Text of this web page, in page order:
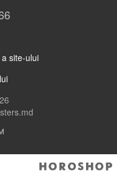
site-ului